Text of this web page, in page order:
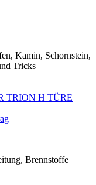
Kamin, Schornstein,
Tricks
TRION H TÜRE
Brennstoffe